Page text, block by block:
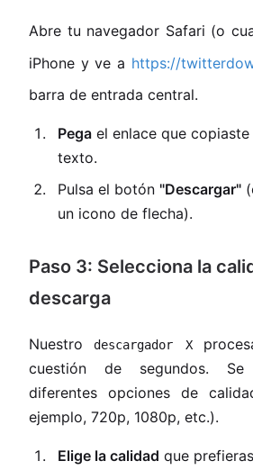
Abre tu navegador Safari (o
iPhone y ve a https://
barra de entrada central.
Pega el enlace que
texto.
Pulsa el botón "Descargar"
un icono de flecha).
Paso 3: Selecciona la
descarga
Nuestro descargador X
cuestión de segundos. Se
diferentes opciones de
ejemplo, 720p, 1080p, etc.).
Elige la calidad que